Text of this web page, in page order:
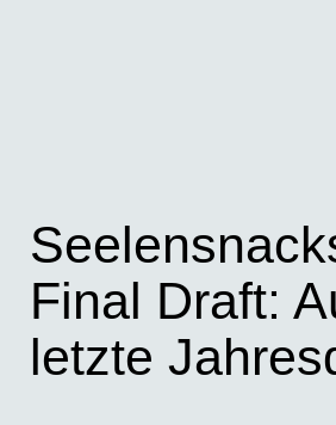
Final Draft:
letzte